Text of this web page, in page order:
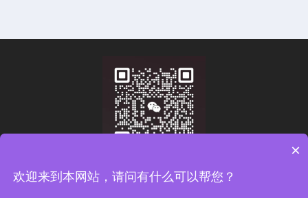
扫一扫，添加微信
×
欢迎来到本网站，请问有什么可以帮您？